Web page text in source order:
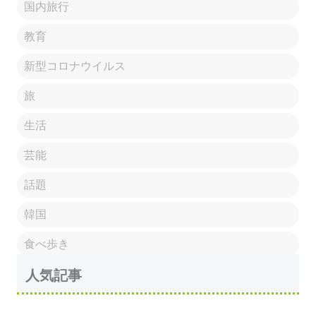
国内旅行
教育
新型コロナウイルス
旅
生活
芸能
話題
韓国
食べ歩き
人気記事